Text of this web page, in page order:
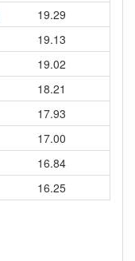
19.29
19.13
19.02
18.21
17.93
17.00
16.84
16.25